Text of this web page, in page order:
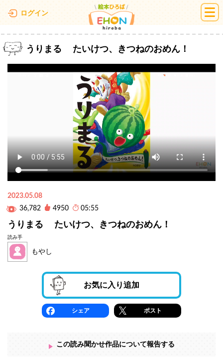
ログイン 絵本ひろば
うりまる たいけつ、きつねのおめん！
2023.05.08
36,782
4950 05:55
うりまる たいけつ、きつねのおめん！
読み手
もやし
お気に入り追加
シェア ポスト
この読み聞かせ作品について報告する